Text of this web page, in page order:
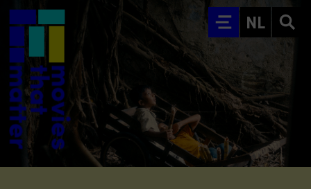
Ga naar hoofdinhoud
NL